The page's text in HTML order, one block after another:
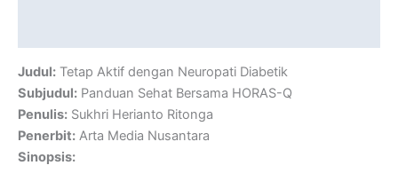
Judul: Tetap Aktif dengan Neuropati Diabetik
Subjudul: Panduan Sehat Bersama HORAS-Q
Penulis: Sukhri Herianto Ritonga
Penerbit: Arta Media Nusantara
Sinopsis: